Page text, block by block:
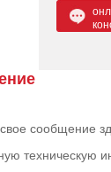
свое сообщение
техническую